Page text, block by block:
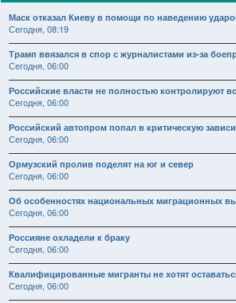
Маск отказал Киеву в помощи по наведению
Сегодня, 08:19
Трамп ввязался в спор с журналистами из-за
Сегодня, 06:00
Российские власти не полностью контролируют
Сегодня, 06:00
Российский автопром попал в критическую
Сегодня, 06:00
Ормузский пролив поделят на юг и север
Сегодня, 06:00
Об особенностях национальных миграционных
Сегодня, 06:00
Россияне охладели к браку
Сегодня, 06:00
Квалифицированные мигранты не хотят
Сегодня, 06:00